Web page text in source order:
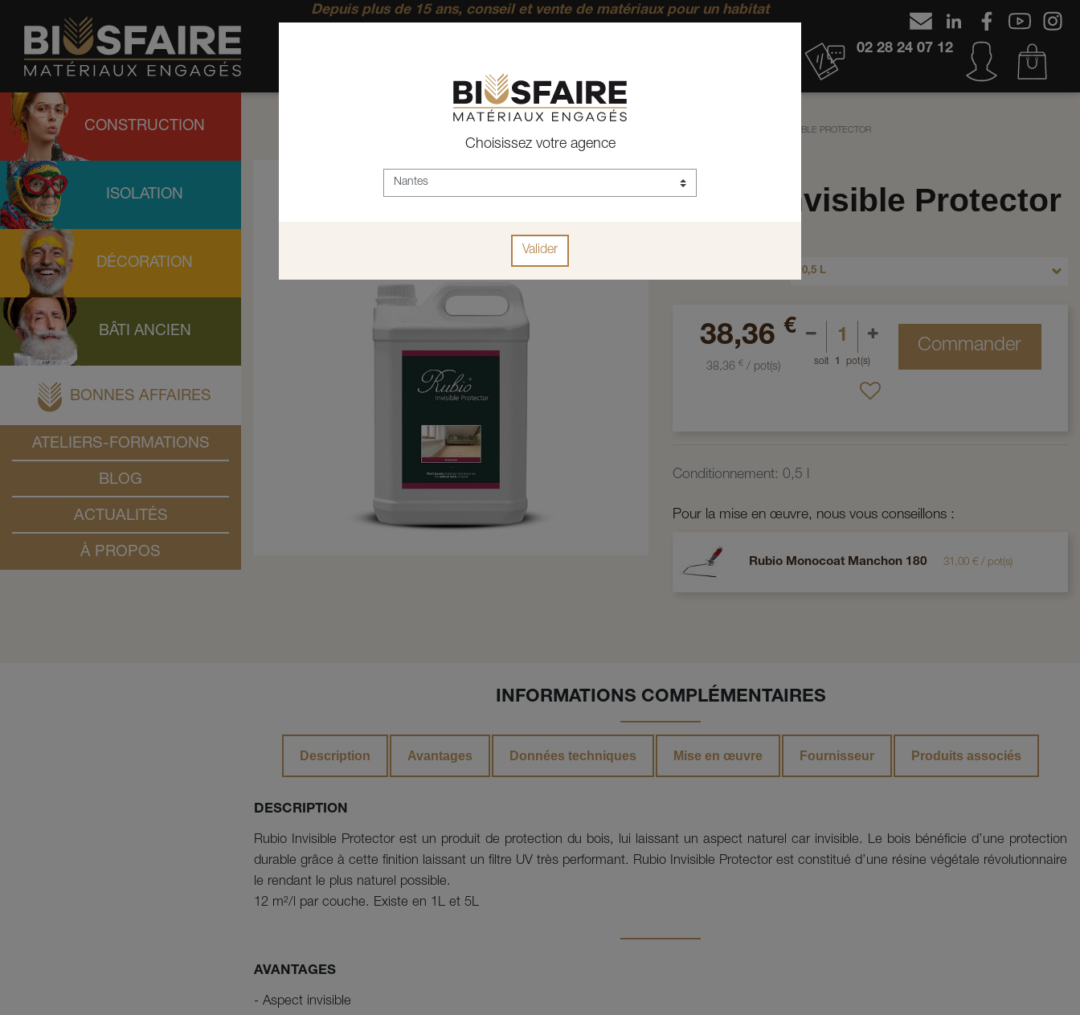
Depuis plus de 15 ans, conseil et vente de matériaux pour un habitat
02 28 24 07 12
CONSTRUCTION
ISOLATION
DÉCORATION
BÂTI ANCIEN
BONNES AFFAIRES
ATELIERS-FORMATIONS
BLOG
ACTUALITÉS
À PROPOS
RUBIO INVISIBLE PROTECTOR
Rubio Invisible Protector
0,5 L
38,36 €
38,36 €/ pot(s) soit 1 pot(s)
Commander
Conditionnement: 0,5 l
Pour la mise en œuvre, nous vous conseillons :
Rubio Monocoat Manchon 180 31,00 €/ pot(s)
INFORMATIONS COMPLÉMENTAIRES
Description Avantages Données techniques Mise en œuvre Fournisseur Produits associés
DESCRIPTION
Rubio Invisible Protector est un produit de protection du bois, lui laissant un aspect naturel car invisible. Le bois bénéficie d’une protection
durable grâce à cette finition laissant un filtre UV très performant. Rubio Invisible Protector est constitué d’une résine végétale révolutionnaire
le rendant le plus naturel possible.
12 m²/l par couche. Existe en 1L et 5L
AVANTAGES
- Aspect invisible
Choisissez votre agence
Valider